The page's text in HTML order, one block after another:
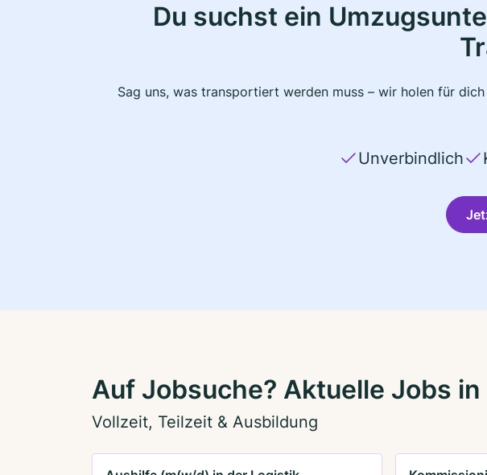
Du suchst ein
Sag uns, was transportiert werden muss – wir holen für
Unverbindlich
Auf Jobsuche? Aktuelle Jobs
Vollzeit, Teilzeit & Ausbildung